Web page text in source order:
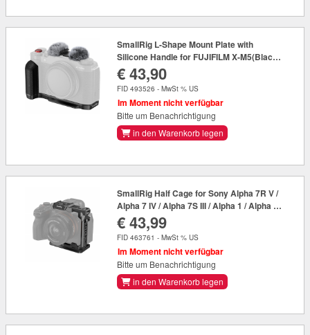
SmallRig L-Shape Mount Plate with
Silicone Handle for FUJIFILM X-M5(Black)
4876
€ 43,90
FID 493526 - MwSt % US
Im Moment nicht verfügbar
Bitte um Benachrichtigung
in den Warenkorb legen
SmallRig Half Cage for Sony Alpha 7R V /
Alpha 7 IV / Alpha 7S III / Alpha 1 / Alpha 7R
IV 3639
€ 43,99
FID 463761 - MwSt % US
Im Moment nicht verfügbar
Bitte um Benachrichtigung
in den Warenkorb legen